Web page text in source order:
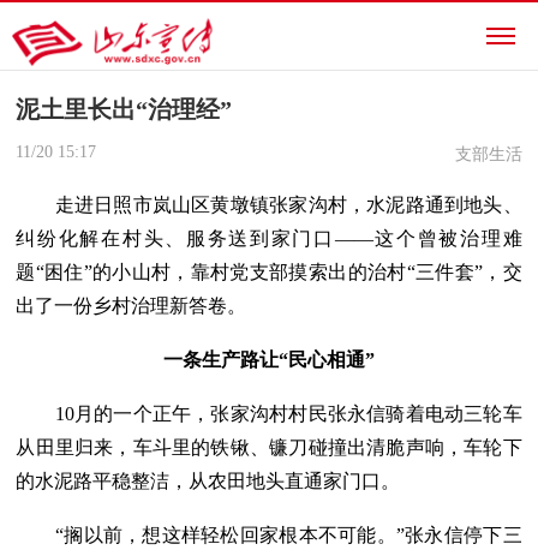
泥土里长出“治理经”
11/20 15:17 支部生活
走进日照市岚山区黄墩镇张家沟村，水泥路通到地头、
纠纷化解在村头、服务送到家门口——这个曾被治理难
题“困住”的小山村，靠村党支部摸索出的治村“三件套”，交
出了一份乡村治理新答卷。
一条生产路让“民心相通”
10月的一个正午，张家沟村村民张永信骑着电动三轮车
从田里归来，车斗里的铁锹、镰刀碰撞出清脆声响，车轮下
的水泥路平稳整洁，从农田地头直通家门口。
“搁以前，想这样轻松回家根本不可能。”张永信停下三